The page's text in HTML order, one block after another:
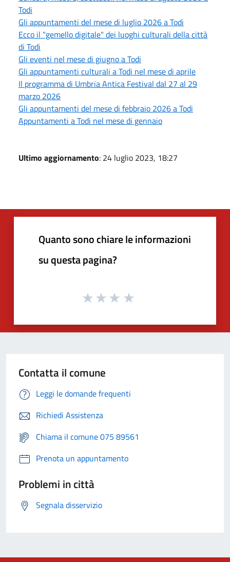
Todi
Gli appuntamenti del mese di luglio 2026 a Todi
Ecco il "gemello digitale" dei luoghi culturali della città
di Todi
Gli eventi nel mese di giugno a Todi
Gli appuntamenti culturali a Todi nel mese di aprile
Il programma di Umbria Antica Festival dal 27 al 29
marzo 2026
Gli appuntamenti del mese di febbraio 2026 a Todi
Appuntamenti a Todi nel mese di gennaio
Ultimo aggiornamento: 24 luglio 2023, 18:27
Quanto sono chiare le informazioni
su questa pagina?
Contatta il comune
Leggi le domande frequenti
Richiedi Assistenza
Chiama il comune 075 89561
Prenota un appuntamento
Problemi in città
Segnala disservizio